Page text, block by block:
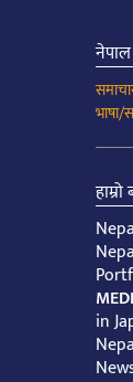
भाषा/
in